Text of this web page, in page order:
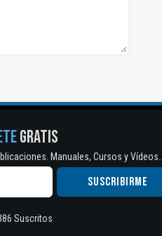
GRATIS
Manuales, Cursos y
Suscritos